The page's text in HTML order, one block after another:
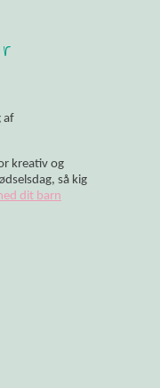
af
kreativ og
så kig
dit barn